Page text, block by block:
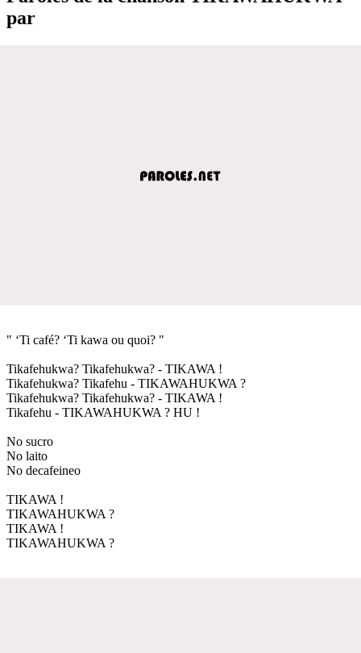
par
" ‘Ti café? ‘Ti kawa ou quoi? "
Tikafehukwa? Tikafehukwa? - TIKAWA !
Tikafehukwa? Tikafehu - TIKAWAHUKWA ?
Tikafehukwa? Tikafehukwa? - TIKAWA !
Tikafehu - TIKAWAHUKWA ? HU !
No sucro
No laito
No decafeineo
TIKAWA !
TIKAWAHUKWA ?
TIKAWA !
TIKAWAHUKWA ?